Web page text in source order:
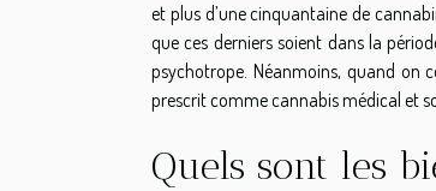
et plus d’une cinquantaine de
que ces derniers soient dans la
psychotrope. Néanmoins, quand on
prescrit comme cannabis médical et
Quels sont les